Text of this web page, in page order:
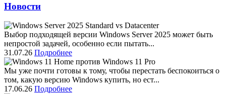
Новости
Выбор подходящей версии Windows Server 2025 может быть
непростой задачей, особенно если пытать...
31.07.26 Подробнее
Мы уже почти готовы к тому, чтобы перестать беспокоиться о
том, какую версию Windows купить, но ест...
17.06.26 Подробнее